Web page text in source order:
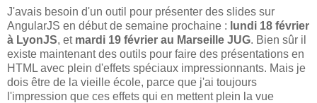
J'avais besoin d'un outil pour présenter des slides sur
AngularJS en début de semaine prochaine : lundi 18 février
à LyonJS, et mardi 19 février au Marseille JUG. Bien sûr il
existe maintenant des outils pour faire des présentations en
HTML avec plein d'effets spéciaux impressionnants. Mais je
dois être de la vieille école, parce que j'ai toujours
l'impression que ces effets qui en mettent plein la vue